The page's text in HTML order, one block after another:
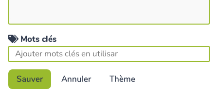
Mots clés
Sauver Annuler Thème